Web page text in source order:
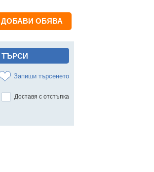
ДОБАВИ ОБЯВА
Запиши търсенето
Доставя с отстъпка